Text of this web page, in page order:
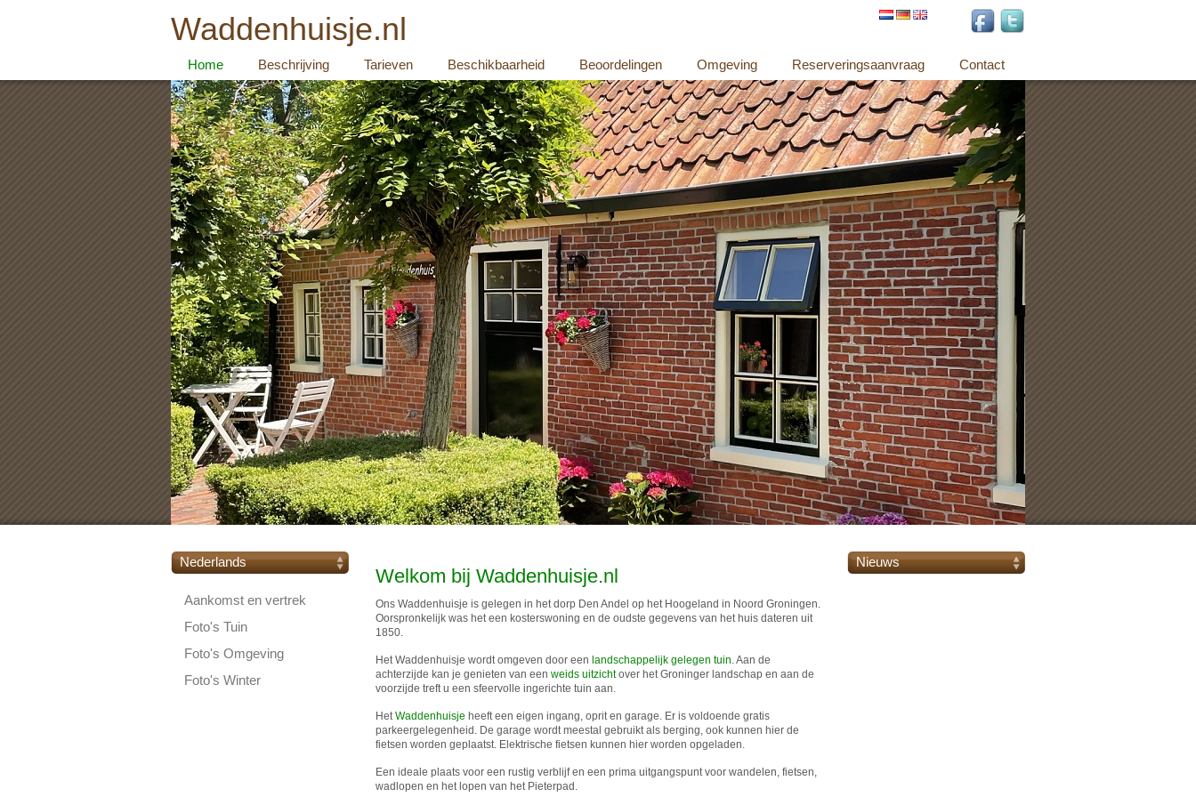
Waddenhuisje.nl
Home Beschrijving Tarieven Beschikbaarheid Beoordelingen Omgeving Reserveringsaanvraag Contact
Nederlands
Aankomst en vertrek
Foto's Tuin
Foto's Omgeving
Foto's Winter
Welkom bij Waddenhuisje.nl
Ons Waddenhuisje is gelegen in het dorp Den Andel op het Hoogeland in Noord Groningen.
Oorspronkelijk was het een kosterswoning en de oudste gegevens van het huis dateren uit
1850.
Het Waddenhuisje wordt omgeven door een landschappelijk gelegen tuin. Aan de
achterzijde kan je genieten van een weids uitzichtover het Groninger landschap en aan de
voorzijde treft u een sfeervolle ingerichte tuin aan.
HetWaddenhuisje heeft een eigen ingang, oprit en garage. Er is voldoende gratis
parkeergelegenheid. De garage wordt meestal gebruikt als berging, ook kunnen hier de
fietsen worden geplaatst. Elektrische fietsen kunnen hier worden opgeladen.
Een ideale plaats voor een rustig verblijf en een prima uitgangspunt voor wandelen, fietsen,
wadlopen en het lopen van het Pieterpad.
Nieuws